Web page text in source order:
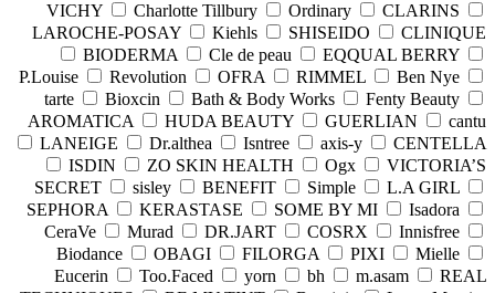
VICHY
Charlotte Tillbury Ordinary
CLARINS
LAROCHE-POSAY
Kiehls SHISEIDO
CLINIQUE
BIODERMA
Cle de peau
EQQUAL BERRY
P.Louise
Revolution OFRA RIMMEL
Ben Nye
tarte
Bioxcin Bath & Body Works
Fenty Beauty
AROMATICA
HUDA BEAUTY GUERLIAN
cantu
LANEIGE
Dr.althea Isntree axis-y
CENTELLA
ISDIN
ZO SKIN HEALTH Ogx
VICTORIA’S
SECRET
sisley BENEFIT Simple
L.A GIRL
SEPHORA
KERASTASE SOME BY MI
Isadora
CeraVe
Murad DR.JART COSRX
Innisfree
Biodance
OBAGI FILORGA PIXI
Mielle
Eucerin
Too.Faced yorn bh m.asam
REAL